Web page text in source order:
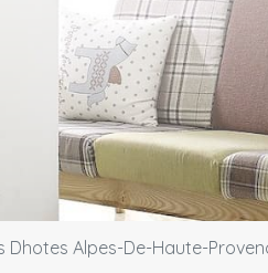
Dhotes Alpes-De-Haute-